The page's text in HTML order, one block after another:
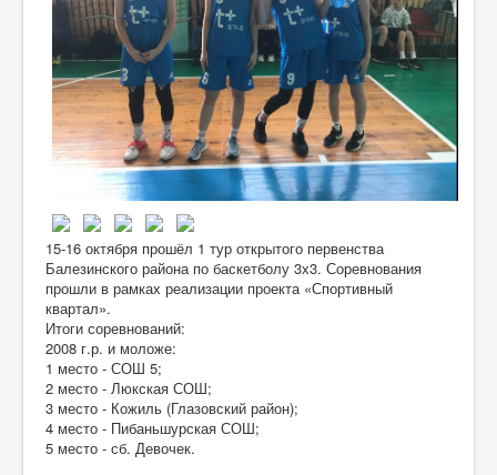
15-16 октября прошёл 1 тур открытого первенства
Балезинского района по баскетболу 3х3. Соревнования
прошли в рамках реализации проекта «Спортивный
квартал».
Итоги соревнований:
2008 г.р. и моложе:
1 место - СОШ 5;
2 место - Люкская СОШ;
3 место - Кожиль (Глазовский район);
4 место - Пибаньшурская СОШ;
5 место - сб. Девочек.